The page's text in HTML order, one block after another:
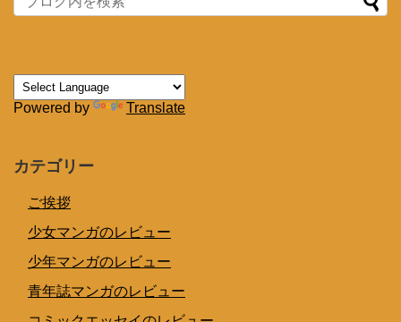
Powered by Translate
カテゴリー
ご挨拶
少女マンガのレビュー
少年マンガのレビュー
青年誌マンガのレビュー